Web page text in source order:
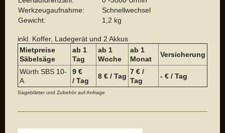
Werkzeugaufnahme:
Schnellwechsel
Gewicht:
1,2 kg
inkl. Koffer, Ladegerät und 2 Akkus
Mietpreise
Säbelsäge
ab 1
Tag
ab 1
Woche
ab 1
Monat
Versicherung
Würth SBS 10-
A
9 €
/ Tag
8 € / Tag
7 € /
Tag
- € / Tag
Sägeblätter und Zubehör auf Anfrage